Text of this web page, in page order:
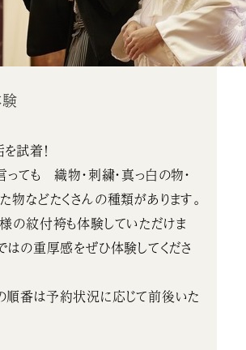
試着！
っても 織物・刺繍・真っ白の物・
物などたくさんの種類があります。
の紋付袴も体験していただけま
はの重厚感をぜひ体験してくださ
番は予約状況に応じて前後いた